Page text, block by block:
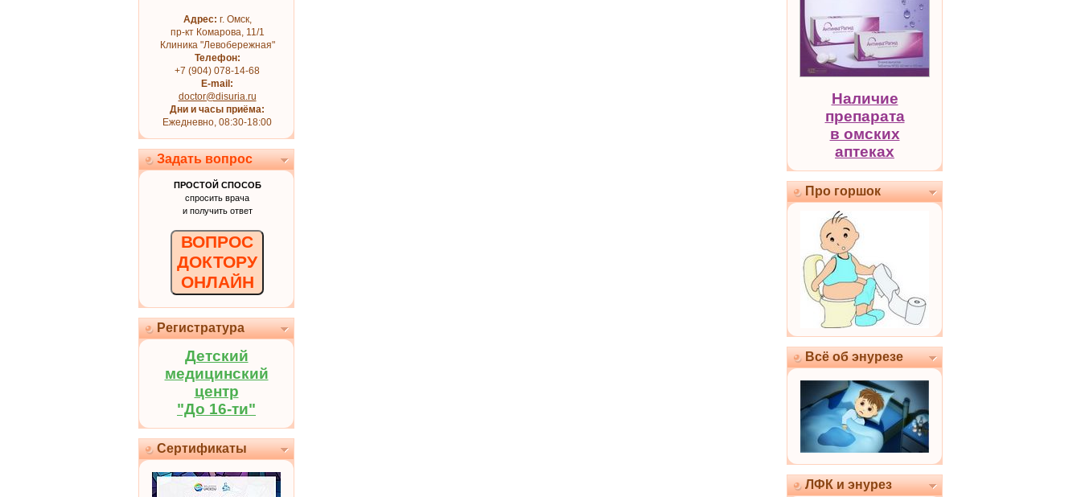
Адрес: г. Омск,
пр-кт Комарова, 11/1
Клиника "Левобережная"
Телефон:
+7 (904) 078-14-68
E-mail:
doctor@disuria.ru
Дни и часы приёма:
Ежедневно, 08:30-18:00
Задать вопрос
ПРОСТОЙ СПОСОБ
спросить врача
и получить ответ
ВОПРОС
ДОКТОРУ
ОНЛАЙН
Регистратура
Детский
медицинский
центр
"До 16-ти"
Сертификаты
Наличие
препарата
в омских
аптеках
Про горшок
Всё об энурезе
ЛФК и энурез